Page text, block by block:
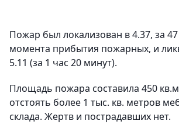
Пожар был локализован в ​4.37, за
момента прибытия пожарных, и
5.11 (за 1 час 20 минут).
Площадь пожара составила 450
отстоять более 1 тыс. кв. метров​
склада. Жертв и пострадавших нет.